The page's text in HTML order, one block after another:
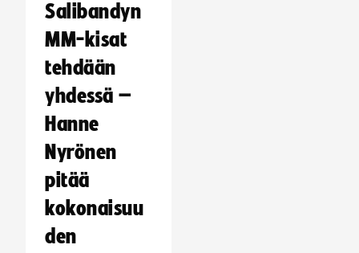
Salibandyn
MM-kisat
tehdään
yhdessä –
Hanne
Nyrönen
pitää
kokonaisuu
den